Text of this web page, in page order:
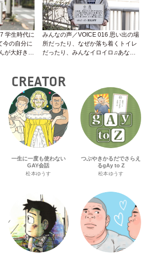
学生時代に
今の自分に
が大好きな
みんなの声／VOICE 016 思い出の場
所だったり、なぜか落ち着くトイレ
だったり、みんなイロイロ♫あなた
CREATOR
一生に一度も使わない
GAY会話
松本ゆうす
つぶやきかるだでさらえ
るgAy to Z
松本ゆうす